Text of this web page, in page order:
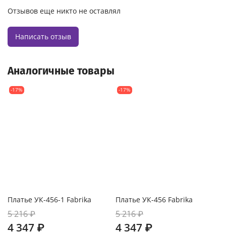
Отзывов еще никто не оставлял
Написать отзыв
Аналогичные товары
-17%
Платье УК-456-1 Fabrika
5 216 ₽
4 347 ₽
-17%
Платье УК-456 Fabrika
5 216 ₽
4 347 ₽